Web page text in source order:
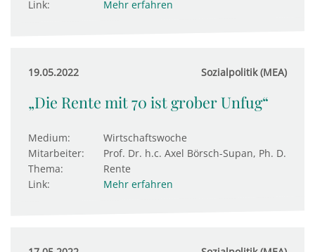
Link:
Mehr erfahren
19.05.2022 Sozialpolitik (MEA)
„Die Rente mit 70 ist grober Unfug“
Medium:
Wirtschaftswoche
Mitarbeiter:
Prof. Dr. h.c. Axel Börsch-Supan, Ph. D.
Thema:
Rente
Link:
Mehr erfahren